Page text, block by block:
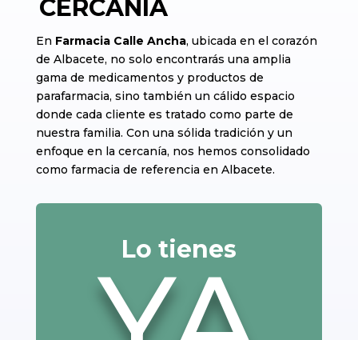
CERCANÍA
En Farmacia Calle Ancha, ubicada en el corazón
de Albacete, no solo encontrarás una amplia
gama de medicamentos y productos de
parafarmacia, sino también un cálido espacio
donde cada cliente es tratado como parte de
nuestra familia. Con una sólida tradición y un
enfoque en la cercanía, nos hemos consolidado
como farmacia de referencia en Albacete.
Lo tienes